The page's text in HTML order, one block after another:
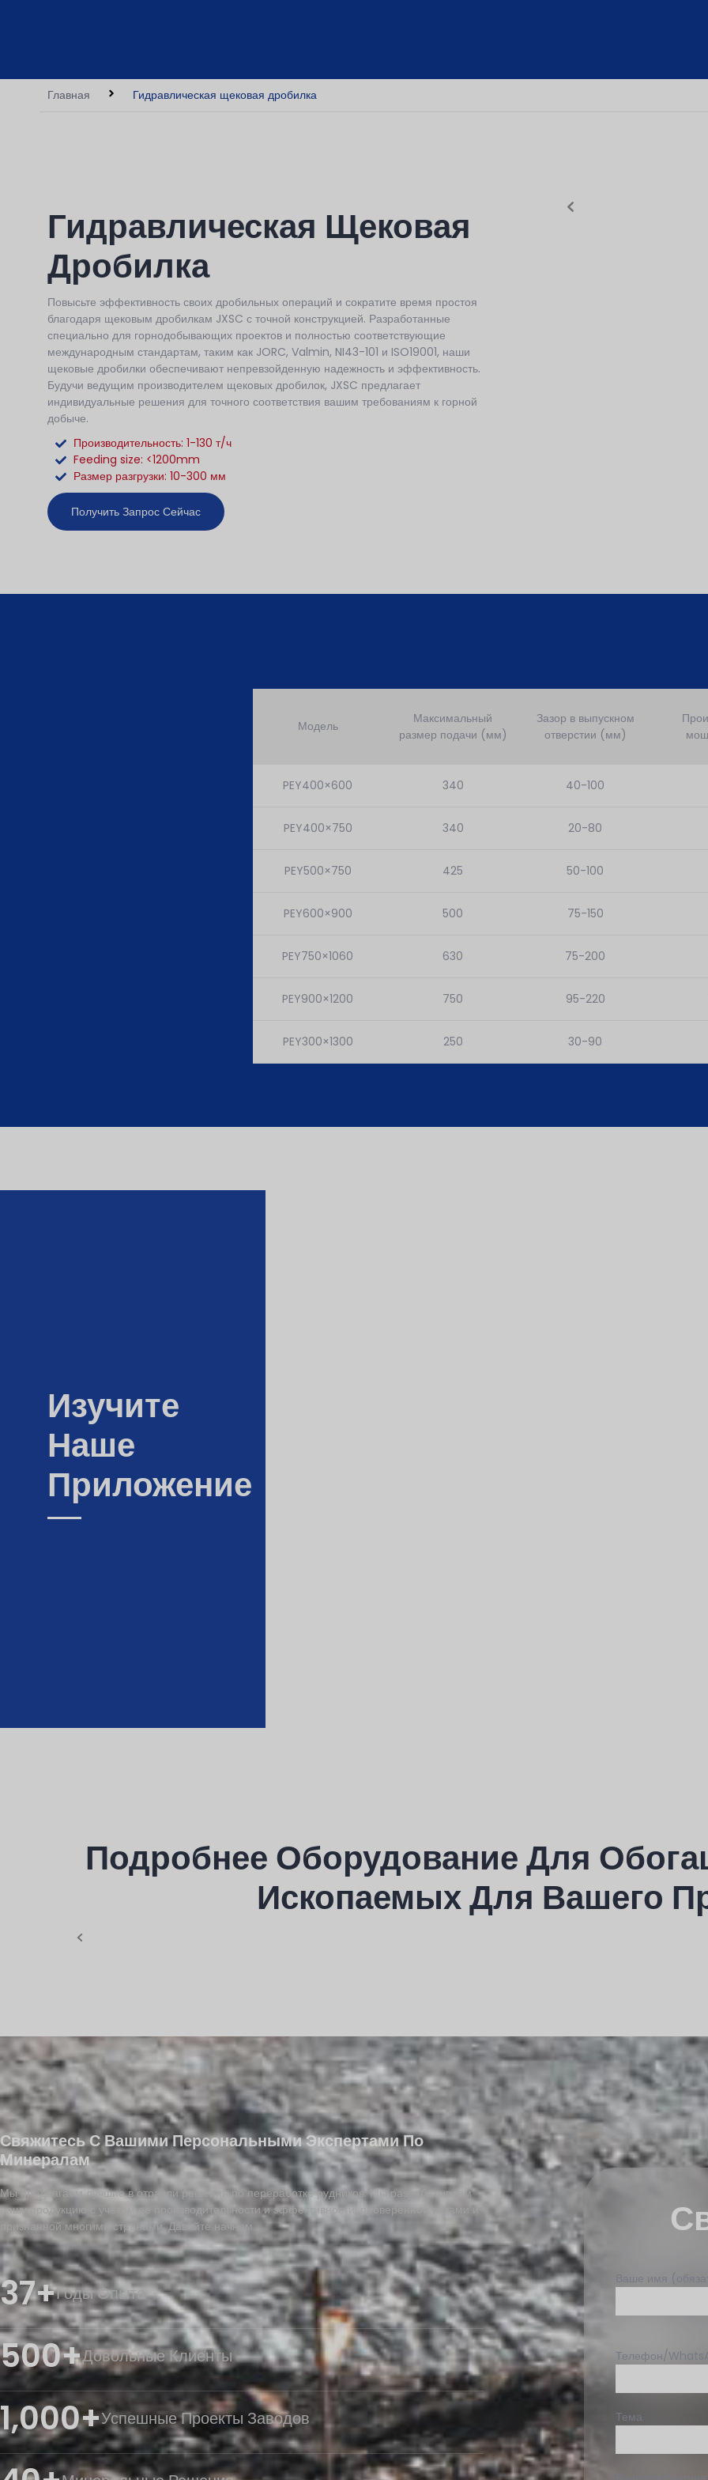
Главная Гидравлическая щековая дробилка
Гидравлическая Щековая
Дробилка
Повысьте эффективность своих дробильных операций и сократите время простоя
благодаря щековым дробилкам JXSC с точной конструкцией. Разработанные
специально для горнодобывающих проектов и полностью соответствующие
международным стандартам, таким как JORC, Valmin, NI43-101 и ISO19001, наши
щековые дробилки обеспечивают непревзойденную надежность и эффективность.
Будучи ведущим производителем щековых дробилок, JXSC предлагает
индивидуальные решения для точного соответствия вашим требованиям к горной
добыче.
Производительность: 1-130 т/ч
Feeding size: <1200mm
Размер разгрузки: 10-300 мм
Получить Запрос Сейчас
Модель
Максимальный
размер подачи (мм)
Зазор в выпускном
отверстии (мм)
PEY400×600 340 40-100
PEY400×750 340 20-80
PEY500×750 425 50-100
PEY600×900 500 75-150
PEY750×1060 630 75-200
PEY900×1200 750 95-220
PEY300×1300 250 30-90
Изучите
Наше
Приложение
Подробнее Оборудование Для
Ископаемых Для Вашего
Свяжитесь С Вашими Персональными Экспертами По
Минералам
Мы предлагаем лучшие в отрасли решения по переработке рудников. Мы разрабатываем
нашу продукцию с учетом ее производительности и эффективности, проверенной годами и
признанной многими странами. Давайте начнем.
37+Годы Опыта
500+Довольные Клиенты
1,000+Успешные Проекты Заводов
Ваше имя
Телефон/
Тема